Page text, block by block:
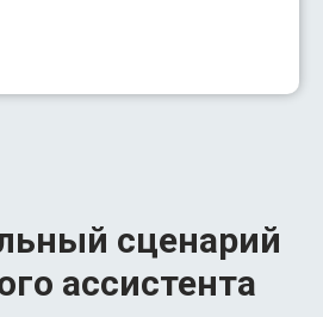
сценарий
ассистента